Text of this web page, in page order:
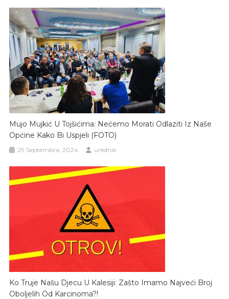
Mujo Mujkić U Tojšićima: Nećemo Morati Odlaziti Iz Naše
Općine Kako Bi Uspjeli (FOTO)
29 Septembra, 2024 urednik
Ko Truje Našu Djecu U Kalesiji: Zašto Imamo Najveći Broj
Oboljelih Od Karcinoma?!